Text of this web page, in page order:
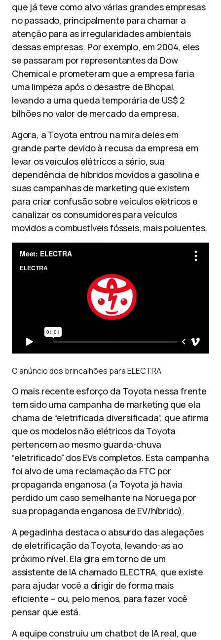
que já teve como alvo várias grandes empresas
no passado, principalmente para chamar a
atenção para as irregularidades ambientais
dessas empresas. Por exemplo, em 2004, eles
se passaram por representantes da Dow
Chemical e prometeram que a empresa faria
uma limpeza após o desastre de Bhopal,
levando a uma queda temporária de US$ 2
bilhões no valor de mercado da empresa.
Agora, a Toyota entrou na mira deles em
grande parte devido à recusa da empresa em
levar os veículos elétricos a sério, sua
dependência de híbridos movidos a gasolina e
suas campanhas de marketing que existem
para criar confusão sobre veículos elétricos e
canalizar os consumidores para veículos
movidos a combustíveis fósseis, mais poluentes.
O anúncio dos brincalhões para ELECTRA
O mais recente esforço da Toyota nessa frente
tem sido uma campanha de marketing que ela
chama de “eletrificada diversificada”, que afirma
que os modelos não elétricos da Toyota
pertencem ao mesmo guarda-chuva
“eletrificado” dos EVs completos. Esta campanha
foi alvo de uma reclamação da FTC por
propaganda enganosa (a Toyota já havia
perdido um caso semelhante na Noruega por
sua propaganda enganosa de EV/híbrido).
A pegadinha destaca o absurdo das alegações
de eletrificação da Toyota, levando-as ao
próximo nível. Ela gira em torno de um
assistente de IA chamado ELECTRA, que existe
para ajudar você a dirigir de forma mais
eficiente – ou, pelo menos, para fazer você
pensar que está.
A equipe construiu um chatbot de IA real, que